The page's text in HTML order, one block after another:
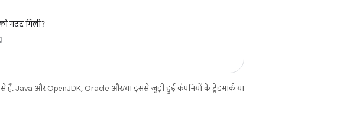
मदद मिली?
हैं. Java और OpenJDK, Oracle और/या इससे जुड़ी हुई कंपनियों के ट्रेडमार्क या